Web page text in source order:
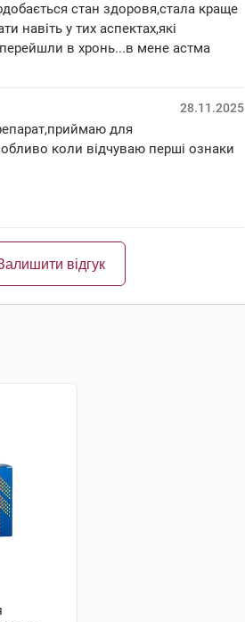
стан здоровя,стала краще
навіть у тих аспектах,які
в хронь...в мене астма
28.11.2025
для
коли відчуваю перші ознаки
відгук